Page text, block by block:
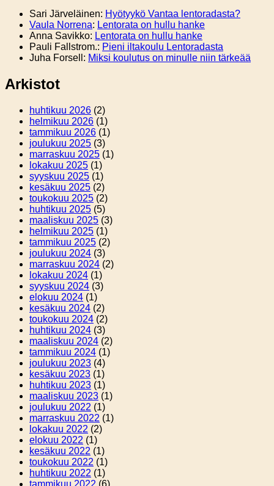
Sari Järveläinen: Hyötyykö Vantaa lentoradasta?
Vaula Norrena: Lentorata on hullu hanke
Anna Savikko: Lentorata on hullu hanke
Pauli Fallstrom.: Pieni iltakoulu Lentoradasta
Juha Forsell : Miksi koulutus on minulle niin tärkeää
Arkistot
huhtikuu 2026 (2)
helmikuu 2026 (1)
tammikuu 2026 (1)
joulukuu 2025 (3)
marraskuu 2025 (1)
lokakuu 2025 (1)
syyskuu 2025 (1)
kesäkuu 2025 (2)
toukokuu 2025 (2)
huhtikuu 2025 (5)
maaliskuu 2025 (3)
helmikuu 2025 (1)
tammikuu 2025 (2)
joulukuu 2024 (3)
marraskuu 2024 (2)
lokakuu 2024 (1)
syyskuu 2024 (3)
elokuu 2024 (1)
kesäkuu 2024 (2)
toukokuu 2024 (2)
huhtikuu 2024 (3)
maaliskuu 2024 (2)
tammikuu 2024 (1)
joulukuu 2023 (4)
kesäkuu 2023 (1)
huhtikuu 2023 (1)
maaliskuu 2023 (1)
joulukuu 2022 (1)
marraskuu 2022 (1)
lokakuu 2022 (2)
elokuu 2022 (1)
kesäkuu 2022 (1)
toukokuu 2022 (1)
huhtikuu 2022 (1)